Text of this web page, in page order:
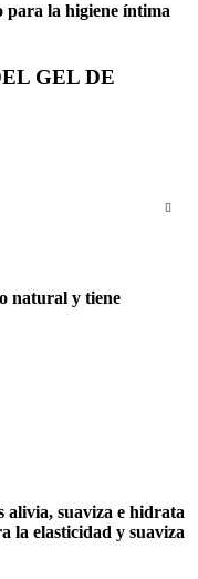
para la higiene íntima
GEL DE
natural y tiene
alivia, suaviza e hidrata
la elasticidad y suaviza